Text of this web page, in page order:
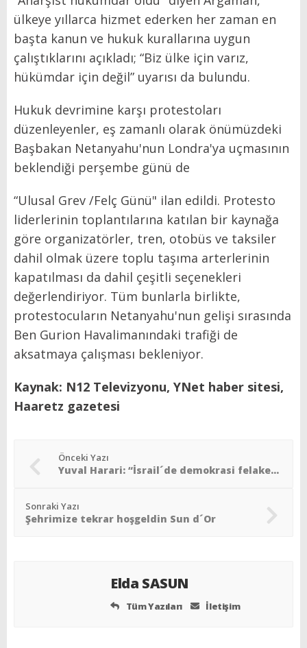
ülkeye yıllarca hizmet ederken her zaman en
başta kanun ve hukuk kurallarına uygun
çalıştıklarını açıkladı; “Biz ülke için varız,
hükümdar için değil” uyarısı da bulundu.
Hukuk devrimine karşı protestoları
düzenleyenler, eş zamanlı olarak önümüzdeki
Başbakan Netanyahu'nun Londra'ya uçmasının
beklendiği perşembe günü de
“Ulusal Grev /Felç Günü" ilan edildi. Protesto
liderlerinin toplantılarına katılan bir kaynağa
göre organizatörler, tren, otobüs ve taksiler
dahil olmak üzere toplu taşıma arterlerinin
kapatılması da dahil çeşitli seçenekleri
değerlendiriyor. Tüm bunlarla birlikte,
protestocuların Netanyahu'nun gelişi sırasında
Ben Gurion Havalimanındaki trafiği de
aksatmaya çalışması bekleniyor.
Kaynak: N12 Televizyonu, YNet haber sitesi,
Haaretz gazetesi
Önceki Yazı
Yuval Harari: “İsrail´de demokrasi felaketi kapıda”
Sonraki Yazı
Şehrimize tekrar hoşgeldin Sun d´Or
Elda SASUN
Tüm Yazıları İletişim